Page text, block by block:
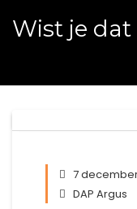
Wist je dat
7
DAP Argus